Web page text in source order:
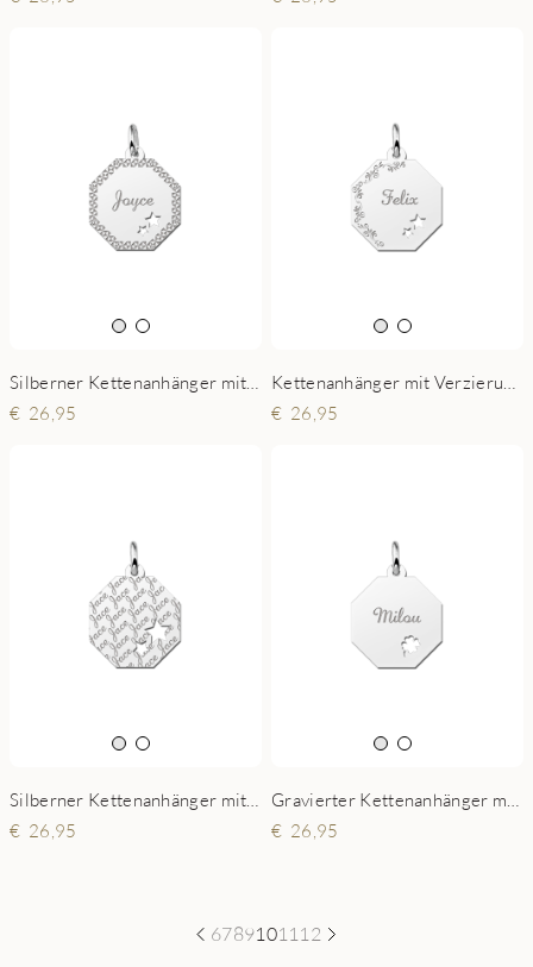
26,95
26,95
26,95
26,95
67891011 12